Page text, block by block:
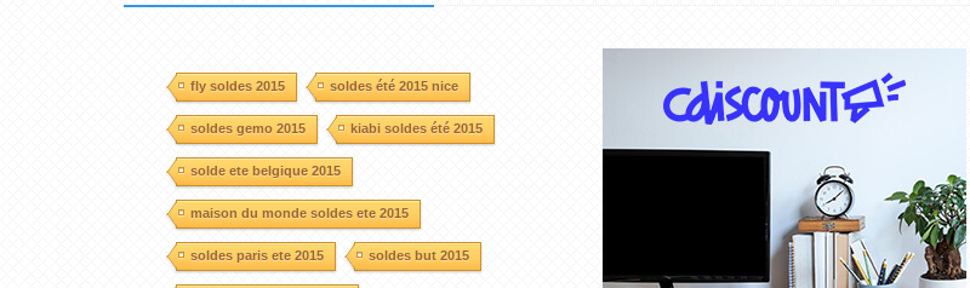
fly soldes 2015 soldes été 2015 nice
soldes gemo 2015 kiabi soldes été 2015
solde ete belgique 2015
maison du monde soldes ete 2015
soldes paris ete 2015 soldes but 2015